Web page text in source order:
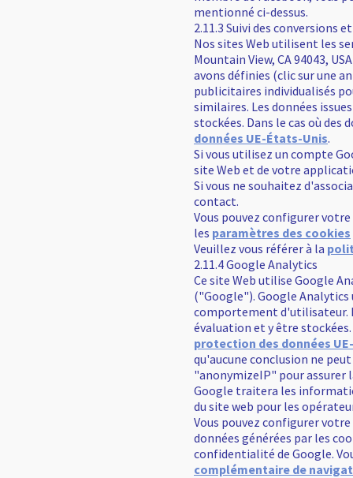
mentionné ci-dessus.
2.11.3 Suivi des conversions
Nos sites Web utilisent les
Mountain View, CA 94043,
avons définies (clic sur une
publicitaires individualisés
similaires. Les données
stockées. Dans le cas où
données UE-États-Unis.
Si vous utilisez un compte
site Web et de votre
Si vous ne souhaitez
contact.
Vous pouvez configurer
les paramètres des cookies
Veuillez vous référer à la
2.11.4 Google Analytics
Ce site Web utilise Google
("Google"). Google
comportement d'utilisateur.
évaluation et y être
protection des données
qu'aucune conclusion ne
"anonymizeIP" pour assurer
Google traitera les
du site web pour les
Vous pouvez configurer
données générées par les
confidentialité de Google.
complémentaire de